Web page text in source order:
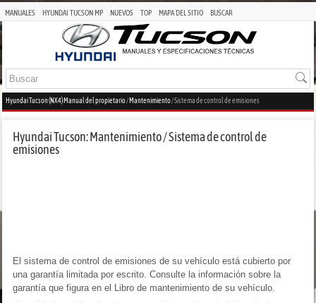
MANUALES HYUNDAI TUCSON MP NUEVOS TOP MAPA DEL SITIO BUSCAR
Hyundai Tucson (NX4) Manual del propietario/Mantenimiento/ Sistema de control de emisiones
Hyundai Tucson: Mantenimiento / Sistema de control de
emisiones
El sistema de control de emisiones de su vehículo está cubierto por
una garantía limitada por escrito. Consulte la información sobre la
garantía que figura en el Libro de mantenimiento de su vehículo.